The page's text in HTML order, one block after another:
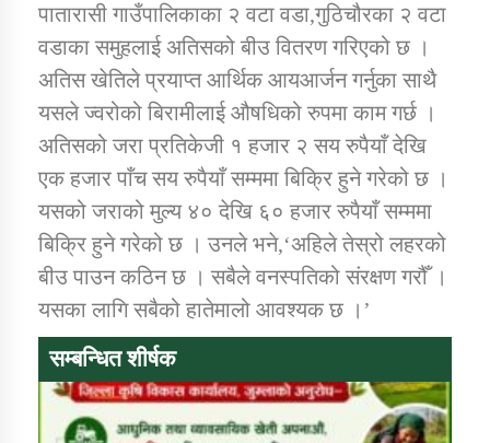
तातोपानी गाउँपालिका जुम्लाको महिनावारी सम्बन्धिकाे
तातोपानी गाउँपालिका जुम्लाको बालविवाह सन्देश
तातोपानी गाउँपालिका जुम्लाको सूचना
तातोपानी गाउँपालिका जुम्लाको सूचना
पातारासी गाउँपालिकाका २ वटा वडा,गुठिचौरका २ वटा
वडाका समुहलाई अतिसको बीउ वितरण गरिएको छ ।
अतिस खेतिले प्रयाप्त आर्थिक आयआर्जन गर्नुका साथै
यसले ज्वरोको बिरामीलाई औषधिको रुपमा काम गर्छ ।
अतिसको जरा प्रतिकेजी १ हजार २ सय रुपैयाँ देखि
एक हजार पाँच सय रुपैयाँ सम्ममा बिक्रि हुने गरेको छ ।
यसको जराको मुल्य ४० देखि ६० हजार रुपैयाँ सम्ममा
बिक्रि हुने गरेको छ । उनले भने,‘अहिले तेस्रो लहरको
बीउ पाउन कठिन छ । सबैले वनस्पतिको संरक्षण गरौँ ।
यसका लागि सबैको हातेमालो आवश्यक छ ।’
सम्बन्धित शीर्षक